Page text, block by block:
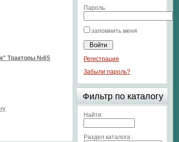
Тракторы №65
Пароль:
запомнить меня
Регистрация
Забыли пароль?
Фильтр по каталогу
Найти:
Раздел каталога: